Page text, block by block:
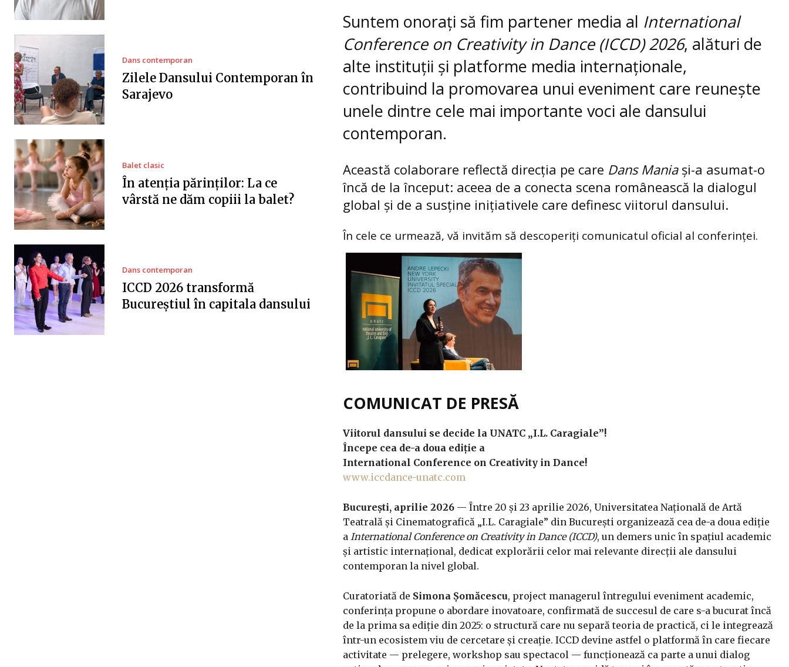
Dans contemporan
Zilele Dansului Contemporan în
Sarajevo
Balet clasic
În atenția părinților: La ce
vârstă ne dăm copiii la balet?
Dans contemporan
ICCD 2026 transformă
Bucureștiul în capitala dansului
Suntem onorați să fim partener media al International
Conference on Creativity in Dance (ICCD) 2026, alături de
alte instituții și platforme media internaționale,
contribuind la promovarea unui eveniment care reunește
unele dintre cele mai importante voci ale dansului
contemporan.
Această colaborare reflectă direcția pe care Dans Maniași-a asumat-o
încă de la început: aceea de a conecta scena românească la dialogul
global și de a susține inițiativele care definesc viitorul dansului.
În cele ce urmează, vă invităm să descoperiți comunicatul oficial al conferinței.
COMUNICAT DE PRESĂ
Viitorul dansului se decide la UNATC „I.L. Caragiale”!
Începe cea de-a doua ediție a
International Conference on Creativity in Dance!
www.iccdance-unatc.com
București, aprilie 2026 — Între 20 și 23 aprilie 2026, Universitatea Națională de Artă
Teatrală și Cinematografică „I.L. Caragiale” din București organizează cea de-a doua ediție
a International Conference on Creativity in Dance (ICCD), un demers unic în spațiul academic
și artistic internațional, dedicat explorării celor mai relevante direcții ale dansului
contemporan la nivel global.
Curatoriată de Simona Șomăcescu, project managerul întregului eveniment academic,
conferința propune o abordare inovatoare, confirmată de succesul de care s-a bucurat încă
de la prima sa ediție din 2025: o structură care nu separă teoria de practică, ci le integrează
într-un ecosistem viu de cercetare și creație. ICCD devine astfel o platformă în care fiecare
activitate — prelegere, workshop sau spectacol — funcționează ca parte a unui dialog